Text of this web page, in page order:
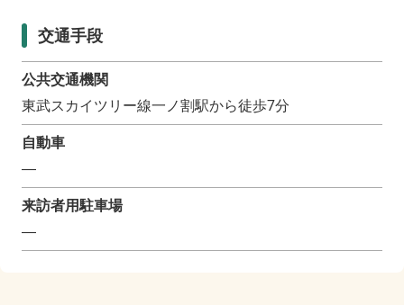
交通手段
公共交通機関
東武スカイツリー線一ノ割駅から徒歩7分
自動車
―
来訪者用駐車場
―